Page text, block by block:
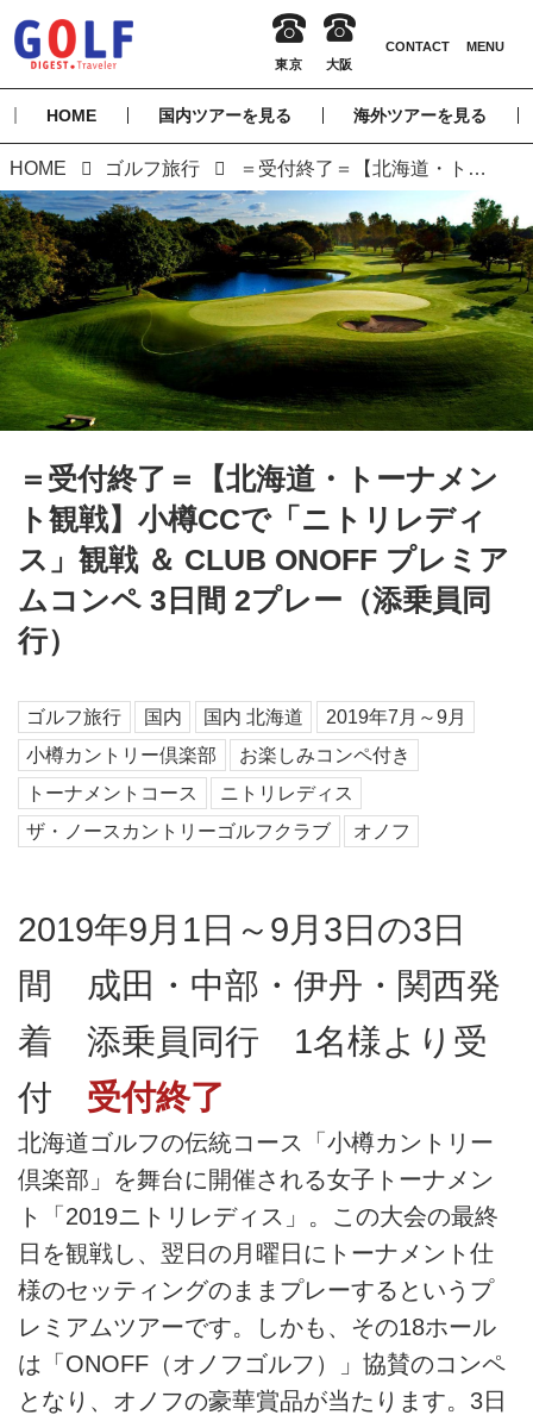
HOME 国内ツアーを見る 海外ツアーを見る
HOME ゴルフ旅行 ＝受付終了＝【北海道・トーナメント観戦】小樽CCで「ニトリレディス」観戦 ＆ CLUB ONOFF プレミアムコンペ 3日間 2プレー（添乗員同行）
＝受付終了＝【北海道・トーナメン
ト観戦】小樽CCで「ニトリレディ
ス」観戦 ＆ CLUB ONOFF プレミア
ムコンペ 3日間 2プレー（添乗員同
行）
ゴルフ旅行 国内 国内 北海道
2019年7月～9月
小樽カントリー倶楽部
お楽しみコンペ付き
トーナメントコース
ニトリレディス
ザ・ノースカントリーゴルフクラブ
オノフ
2019年9月1日～9月3日の3日
間 成田・中部・伊丹・関西発
着 添乗員同行 1名様より受
付 受付終了
北海道ゴルフの伝統コース「小樽カントリー
倶楽部」を舞台に開催される女子トーナメン
ト「2019ニトリレディス」。この大会の最終
日を観戦し、翌日の月曜日にトーナメント仕
様のセッティングのままプレーするというプ
レミアムツアーです。しかも、その18ホール
は「ONOFF（オノフゴルフ）」協賛のコンペ
となり、オノフの豪華賞品が当たります。3日